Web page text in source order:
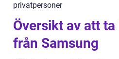
privatpersoner
Översikt av att
från Samsung